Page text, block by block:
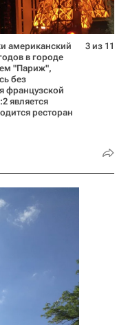
американский
в городе
"Париж",
без
французской
является
ресторан
3 из 11